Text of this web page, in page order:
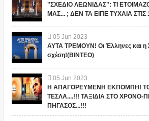
"ΣΧΕΔΙΟ ΛΕΩΝΙΔΑΣ": ΤΙ
ΜΑΣ... ; ΔΕΝ ΤΑ ΕΙΠΕ ΤΥΧΑΙΑ ΣΤΙΣ
05 Jun 2023
ΑΥΤΑ ΤΡΕΜΟΥΝ! Οι Έλληνες και η
σχέση!(ΒΙΝΤΕΟ)
05 Jun 2023
Η ΑΠΑΓΟΡΕΥΜΕΝΗ ΕΚΠΟΜΠΗ!
ΤΕΣΛΑ....!!! ΤΑΞΙΔΙΑ ΣΤΟ
ΠΗΓΑΣΟΣ...!!!